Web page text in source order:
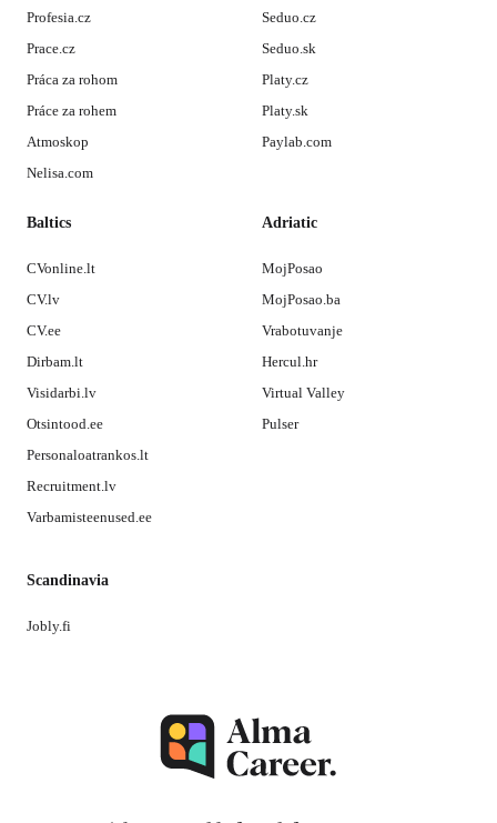
Profesia.cz
Prace.cz
Práca za rohom
Práce za rohem
Atmoskop
Nelisa.com
Seduo.cz
Seduo.sk
Platy.cz
Platy.sk
Paylab.com
Baltics
CVonline.lt
CV.lv
CV.ee
Dirbam.lt
Visidarbi.lv
Otsintood.ee
Personaloatrankos.lt
Recruitment.lv
Varbamisteenused.ee
Adriatic
MojPosao
MojPosao.ba
Vrabotuvanje
Hercul.hr
Virtual Valley
Pulser
Scandinavia
Jobly.fi